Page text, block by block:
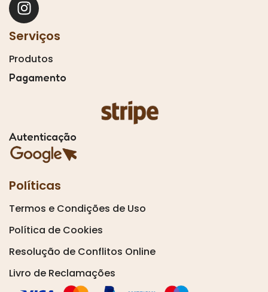
Serviços
Produtos
Pagamento
Autenticação
Políticas
Termos e Condições de Uso
Política de Cookies
Resolução de Conflitos Online
Livro de Reclamações